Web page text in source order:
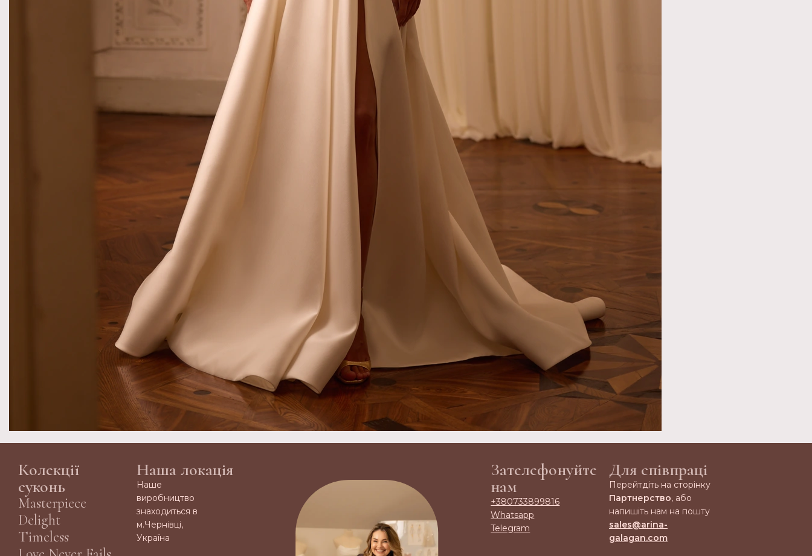
Колекції
суконь
Masterpiece
Delight
Timeless
Наша локація
Наше
виробництво
знаходиться в
м.Чернівці,
Україна
Зателефонуйте
нам
+380733899816
Whatsapp
Telegram
Для співпраці
Перейтдіть на сторінку
Партнерство, або
напишіть нам на пошту
sales@arina-
galagan.com